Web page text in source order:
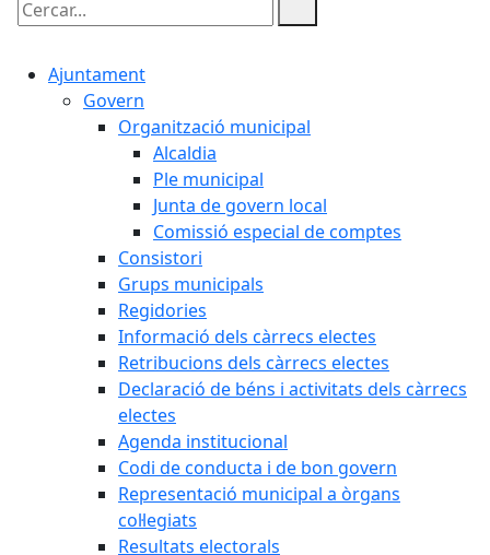
Cercar:
Ajuntament
Govern
Organització municipal
Alcaldia
Ple municipal
Junta de govern local
Comissió especial de comptes
Consistori
Grups municipals
Regidories
Informació dels càrrecs electes
Retribucions dels càrrecs electes
Declaració de béns i activitats dels càrrecs
electes
Agenda institucional
Codi de conducta i de bon govern
Representació municipal a òrgans
col·legiats
Resultats electorals